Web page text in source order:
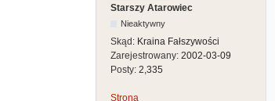
Starszy Atarowiec
Nieaktywny
Skąd: Kraina Fałszywości
Zarejestrowany: 2002-03-09
Posty: 2,335
Strona